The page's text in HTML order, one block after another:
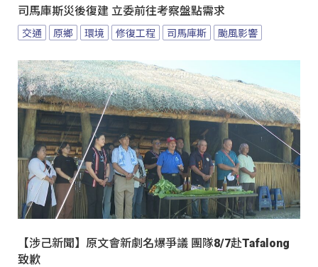
司馬庫斯災後復建 立委前往考察盤點需求
交通 原鄉 環境 修復工程 司馬庫斯 颱風影響
【涉己新聞】原文會新劇名爆爭議 團隊8/7赴Tafalong
致歉